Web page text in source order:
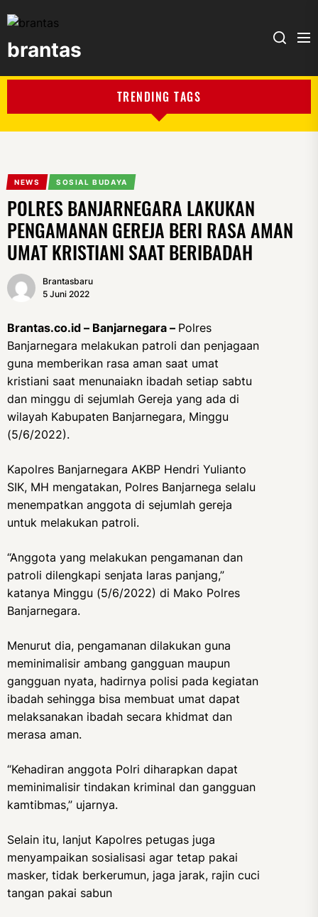
brantas
TRENDING TAGS
NEWS SOSIAL BUDAYA
POLRES BANJARNEGARA LAKUKAN
PENGAMANAN GEREJA BERI RASA AMAN
UMAT KRISTIANI SAAT BERIBADAH
Brantasbaru
5 Juni 2022
Brantas.co.id – Banjarnegara – Polres
Banjarnegara melakukan patroli dan penjagaan
guna memberikan rasa aman saat umat
kristiani saat menunaiakn ibadah setiap sabtu
dan minggu di sejumlah Gereja yang ada di
wilayah Kabupaten Banjarnegara, Minggu
(5/6/2022).
Kapolres Banjarnegara AKBP Hendri Yulianto
SIK, MH mengatakan, Polres Banjarnega selalu
menempatkan anggota di sejumlah gereja
untuk melakukan patroli.
“Anggota yang melakukan pengamanan dan
patroli dilengkapi senjata laras panjang,”
katanya Minggu (5/6/2022) di Mako Polres
Banjarnegara.
Menurut dia, pengamanan dilakukan guna
meminimalisir ambang gangguan maupun
gangguan nyata, hadirnya polisi pada kegiatan
ibadah sehingga bisa membuat umat dapat
melaksanakan ibadah secara khidmat dan
merasa aman.
“Kehadiran anggota Polri diharapkan dapat
meminimalisir tindakan kriminal dan gangguan
kamtibmas,” ujarnya.
Selain itu, lanjut Kapolres petugas juga
menyampaikan sosialisasi agar tetap pakai
masker, tidak berkerumun, jaga jarak, rajin cuci
tangan pakai sabun